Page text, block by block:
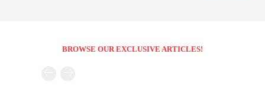
BROWSE OUR EXCLUSIVE ARTICLES!